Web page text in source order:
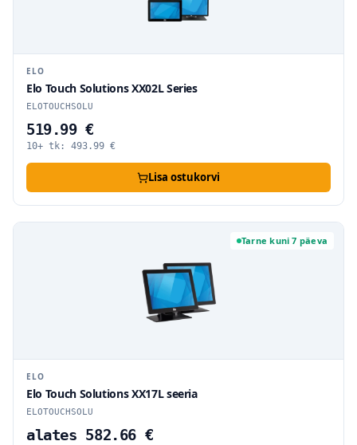
ELO
Elo Touch Solutions XX02L Series
ELOTOUCHSOLU
519.99 €
10+ tk: 493.99 €
Lisa ostukorvi
Tarne kuni 7 päeva
ELO
Elo Touch Solutions XX17L seeria
ELOTOUCHSOLU
alates 582.66 €